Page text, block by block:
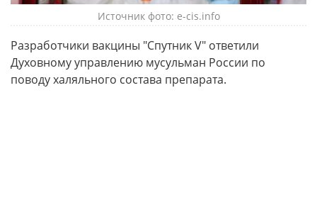
Источник фото: e-cis.info
Разработчики вакцины "Спутник V" ответили
Духовному управлению мусульман России по
поводу халяльного состава препарата.